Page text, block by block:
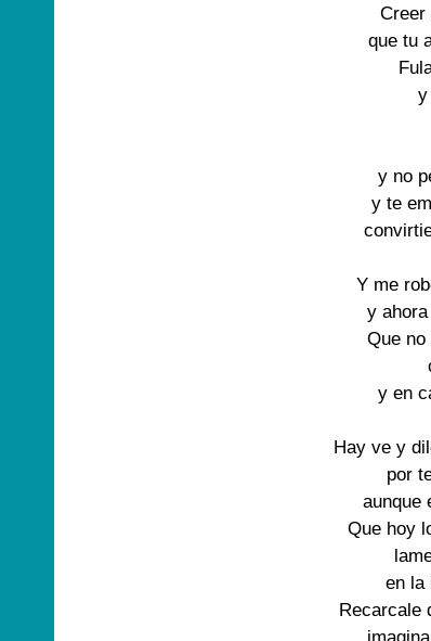
Creer
que tu
y
y no
y te
Y me
y
Que
y en
Hay ve y
por
aunque
Que hoy
en la
Recarcale